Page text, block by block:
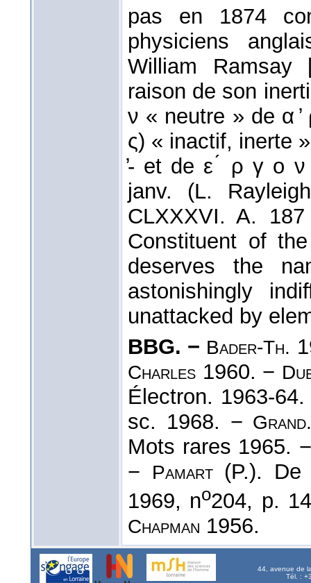
pas en 1874
physiciens
William Ramsay
raison de son
ν « neutre » de α
ς) « inactif, inerte
̓- et de ε ́ ρ γ ο
janv. (L.
CLXXXVI. A.
Constituent of
deserves the
astonishingly
unattacked by
BBG. − Bader-Th.
Charles 1960. −
Électron. 1963-
sc. 1968. −
Mots rares 1965.
−
Pamart(P.). De
1969, no204, p.
Chapman 1956.
44, avenue de
Tél. :